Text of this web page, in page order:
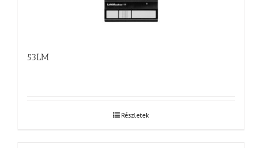
53LM
Részletek